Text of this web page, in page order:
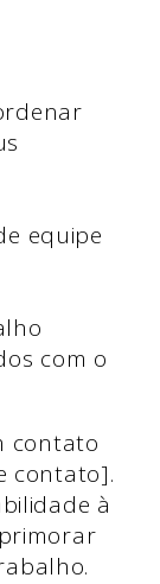
equipe
com o
contato
contato].
à